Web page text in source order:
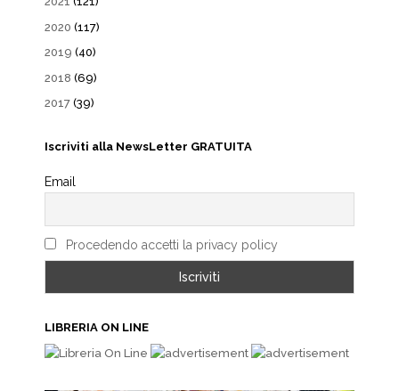
2020 (117)
2019 (40)
2018 (69)
2017 (39)
Iscriviti alla NewsLetter GRATUITA
Email
Procedendo accetti la privacy policy
LIBRERIA ON LINE